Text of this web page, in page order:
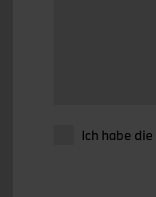
Ich habe die